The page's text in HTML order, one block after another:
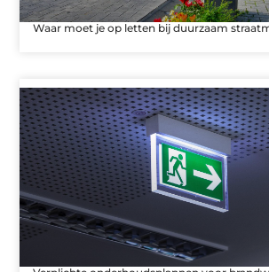
Waar moet je op letten bij duurzaam